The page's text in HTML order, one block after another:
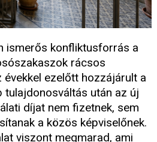
ismerős konfliktusforrás a
rácsos
évekkel ezelőtt hozzájárult a
tulajdonosváltás után az új
díjat nem fizetnek, sem
a közös képviselőnek.
viszont megmarad, ami